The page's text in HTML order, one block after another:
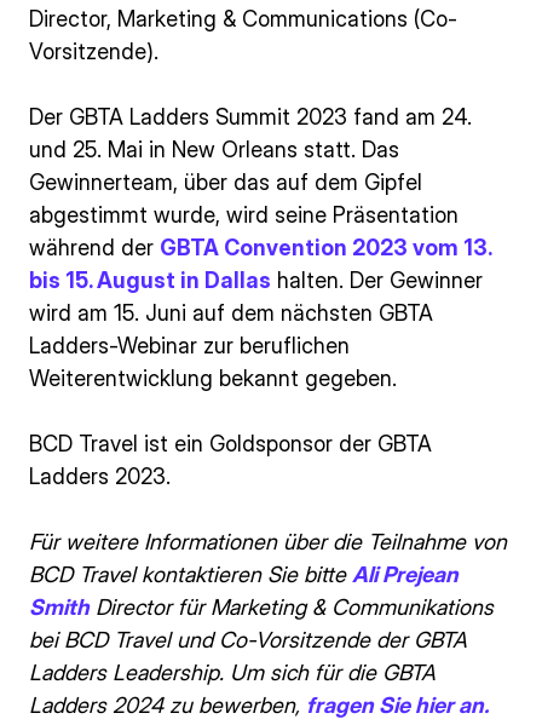
Director, Marketing & Communications (Co-
Vorsitzende).
Der GBTA Ladders Summit 2023 fand am 24.
und 25. Mai in New Orleans statt. Das
Gewinnerteam, über das auf dem Gipfel
abgestimmt wurde, wird seine Präsentation
während der GBTA Convention 2023 vom 13.
bis 15. August in Dallas halten. Der Gewinner
wird am 15. Juni auf dem nächsten GBTA
Ladders-Webinar zur beruflichen
Weiterentwicklung bekannt gegeben.
BCD Travel ist ein Goldsponsor der GBTA
Ladders 2023.
Für weitere Informationen über die Teilnahme von
BCD Travel kontaktieren Sie bitte Ali Prejean
Smith Director für Marketing & Communikations
bei BCD Travel und Co-Vorsitzende der GBTA
Ladders Leadership. Um sich für die GBTA
Ladders 2024 zu bewerben, fragen Sie hier an.